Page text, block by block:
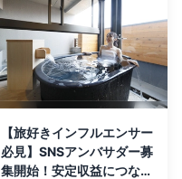
【旅好きインフルエンサー
必見】SNSアンバサダー募
集開始！安定収益につなが